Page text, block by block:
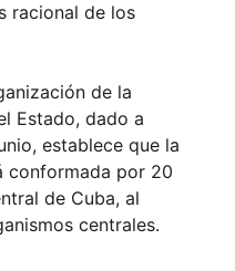
racional de los
de la
Estado, dado a
establece que la
conformada por 20
de Cuba, al
centrales.